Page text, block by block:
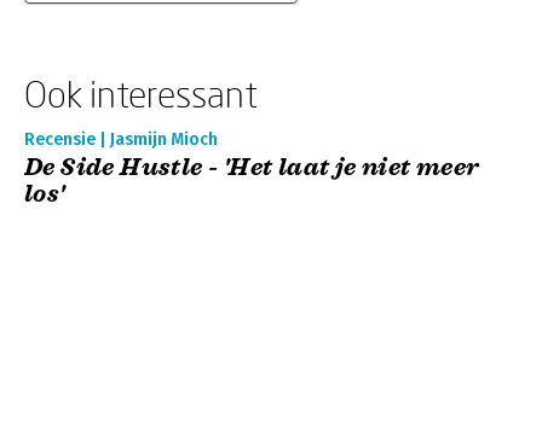
Ook interessant
Recensie | Jasmijn Mioch
De Side Hustle - 'Het laat je niet meer
los'